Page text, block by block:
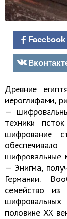
Facebook
Древние
иероглифами,
—
техники
шифрование
шифровальные
— Энигма,
Германии.
семейство из
половине XX